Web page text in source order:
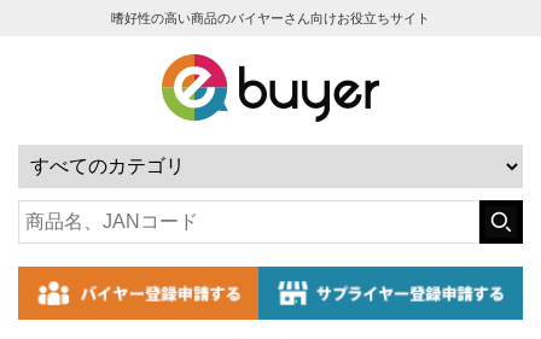
嗜好性の高い商品のバイヤーさん向けお役立ちサイト